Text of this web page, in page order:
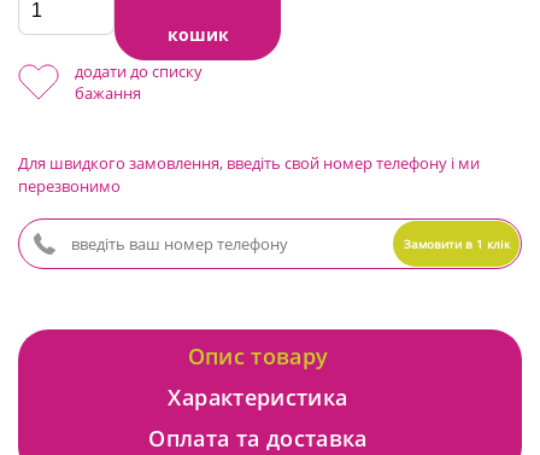
кошик
додати до списку
бажання
Для швидкого замовлення, введіть свой номер телефону і ми
перезвонимо
Замовити в 1 клік
Опис товару
Характеристика
Оплата та доставка